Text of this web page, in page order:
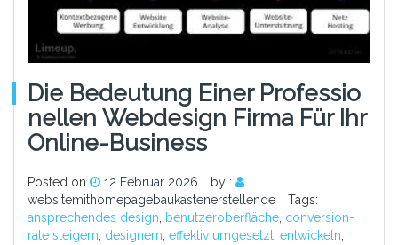
Die Bedeutung Einer Professio
Nellen Webdesign Firma Für Ihr
Online-Business
Posted on 12 Februar 2026
by :
websitemithomepagebaukastenerstellende
Tags:
ansprechendes design
benutzeroberfläche conversion-
rate steigern designern effektiv umgesetzt entwickeln